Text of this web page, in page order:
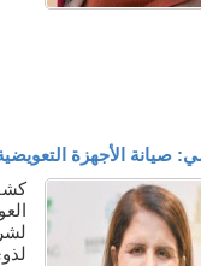
صيانة الأجهزة